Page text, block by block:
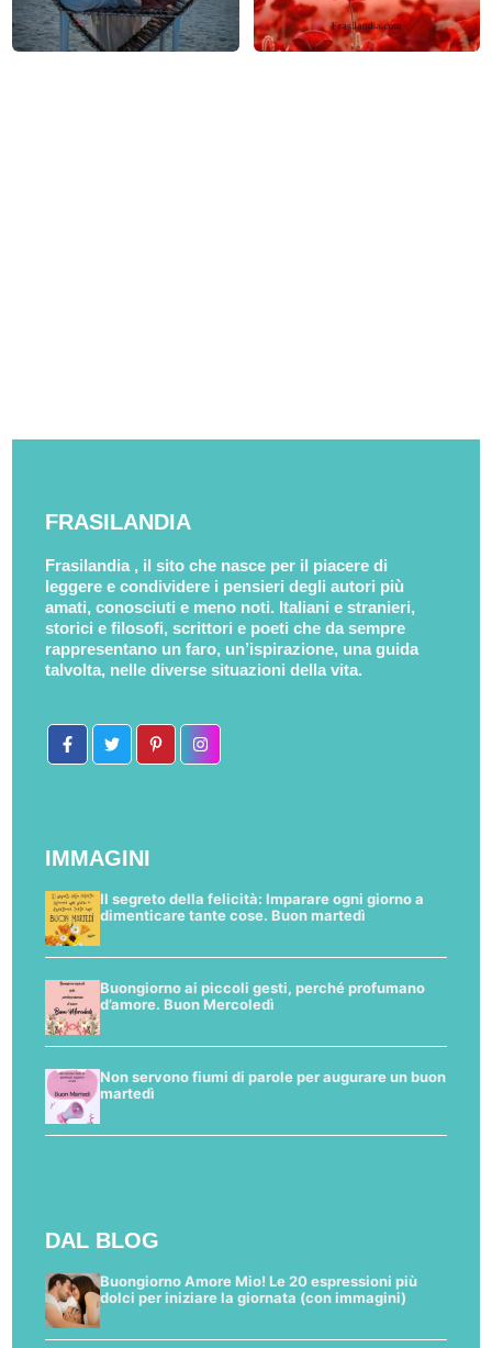
FRASILANDIA
Frasilandia , il sito che nasce per il piacere di
leggere e condividere i pensieri degli autori più
amati, conosciuti e meno noti. Italiani e stranieri,
storici e filosofi, scrittori e poeti che da sempre
rappresentano un faro, un’ispirazione, una guida
talvolta, nelle diverse situazioni della vita.
IMMAGINI
Il segreto della felicità: Imparare ogni giorno a
dimenticare tante cose. Buon martedì
Buongiorno ai piccoli gesti, perché profumano
d’amore. Buon Mercoledì
Non servono fiumi di parole per augurare un buon
martedì
DAL BLOG
Buongiorno Amore Mio! Le 20 espressioni più
dolci per iniziare la giornata (con immagini)